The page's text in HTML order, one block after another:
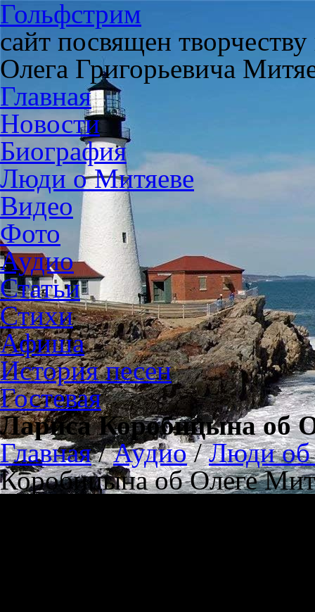
Гольфстрим
сайт посвящен
Олега Григорьевича
Главная
Новости
Биография
Люди о Митяеве
Видео
Фото
Аудио
Статьи
Стихи
Афиша
История песен
Гостевая
Лариса Коробицына об
Главная/Аудио/Люди об
Коробицына об Олеге